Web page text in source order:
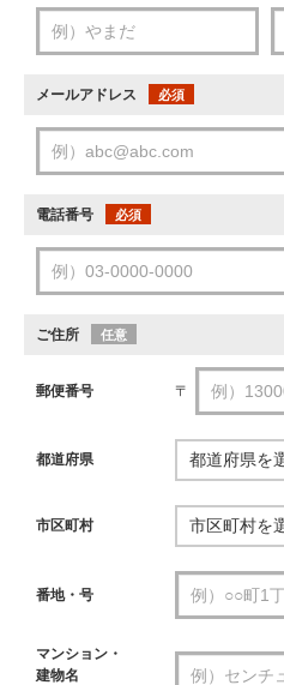
メールアドレス 必須
電話番号 必須
ご住所 任意
郵便番号 〒
都道府県
市区町村
番地・号
マンション・
建物名